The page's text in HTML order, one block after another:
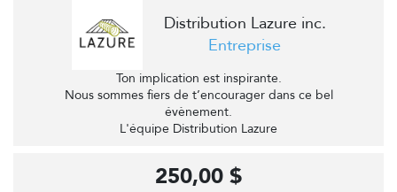
Distribution Lazure inc.
Entreprise
Ton implication est inspirante.
Nous sommes fiers de t’encourager dans ce bel
évènement.
L'équipe Distribution Lazure
250,00 $